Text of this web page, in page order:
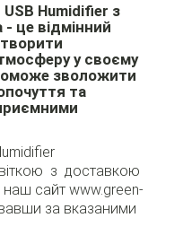
Humidifier з
- це відмінний
у своєму
зволожити
та
з доставкою
наш сайт www.green-
за вказаними